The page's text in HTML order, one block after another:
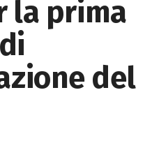
la prima
del